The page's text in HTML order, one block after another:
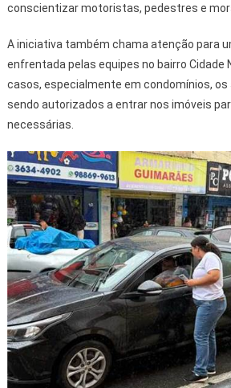
conscientizar motoristas, pedestres e
A iniciativa também chama atenção para
enfrentada pelas equipes no bairro Cidade
casos, especialmente em condomínios,
sendo autorizados a entrar nos imóveis
necessárias.